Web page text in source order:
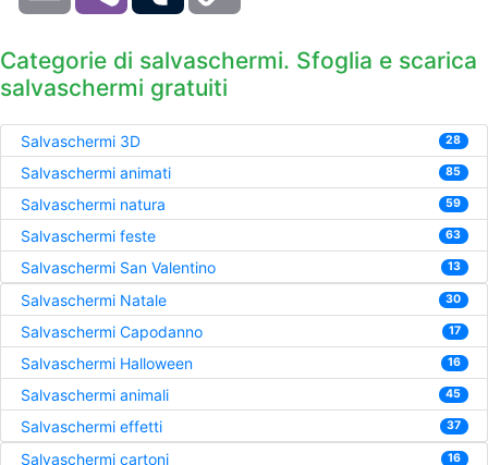
Categorie di salvaschermi. Sfoglia e scarica
salvaschermi gratuiti
Salvaschermi 3D 28
Salvaschermi animati 85
Salvaschermi natura 59
Salvaschermi feste 63
Salvaschermi San Valentino 13
Salvaschermi Natale 30
Salvaschermi Capodanno 17
Salvaschermi Halloween 16
Salvaschermi animali 45
Salvaschermi effetti 37
Salvaschermi cartoni 16